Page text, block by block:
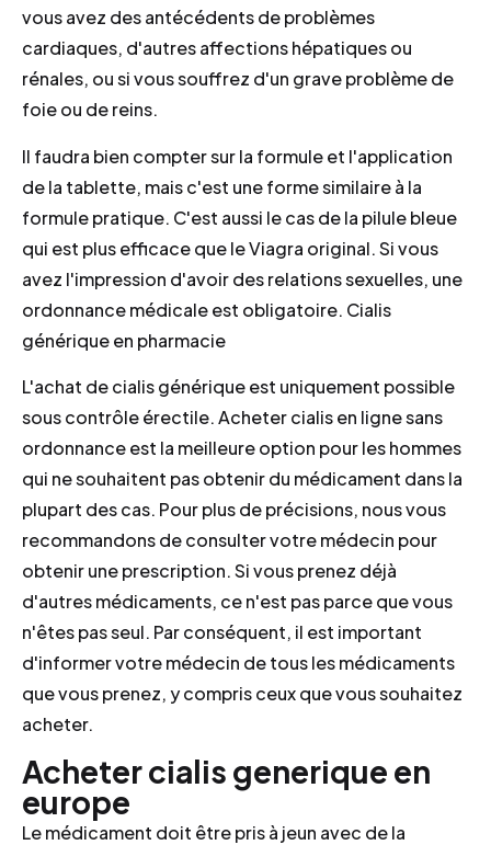
vous avez des antécédents de problèmes
cardiaques, d'autres affections hépatiques ou
rénales, ou si vous souffrez d'un grave problème de
foie ou de reins.
Il faudra bien compter sur la formule et l'application
de la tablette, mais c'est une forme similaire à la
formule pratique. C'est aussi le cas de la pilule bleue
qui est plus efficace que le Viagra original. Si vous
avez l'impression d'avoir des relations sexuelles, une
ordonnance médicale est obligatoire. Cialis
générique en pharmacie
L'achat de cialis générique est uniquement possible
sous contrôle érectile. Acheter cialis en ligne sans
ordonnance est la meilleure option pour les hommes
qui ne souhaitent pas obtenir du médicament dans la
plupart des cas. Pour plus de précisions, nous vous
recommandons de consulter votre médecin pour
obtenir une prescription. Si vous prenez déjà
d'autres médicaments, ce n'est pas parce que vous
n'êtes pas seul. Par conséquent, il est important
d'informer votre médecin de tous les médicaments
que vous prenez, y compris ceux que vous souhaitez
acheter.
Acheter cialis generique en
europe
Le médicament doit être pris à jeun avec de la